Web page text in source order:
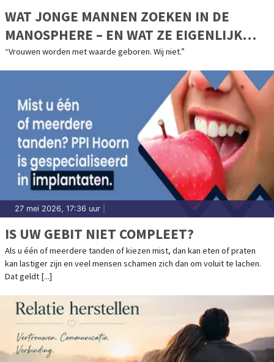
WAT JONGE MANNEN ZOEKEN IN DE
MANOSPHERE – EN WAT ZE EIGENLIJK
MISSEN
“Vrouwen worden met waarde geboren. Wij niet.”
27 mei 2026, 17:36 uur
IS UW GEBIT NIET COMPLEET?
Als u één of meerdere tanden of kiezen mist, dan kan eten of praten
kan lastiger zijn en veel mensen schamen zich dan om voluit te lachen.
Dat geldt [...]